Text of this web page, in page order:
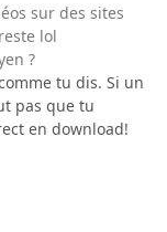
sur des sites
lol
?
tu dis. Si un
pas que tu
en download!